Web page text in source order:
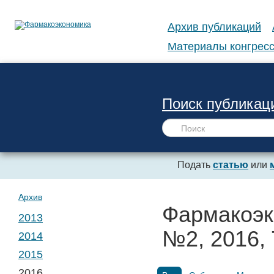
Архив публикаций
Материалы
Поиск
Подать статью или
№2, 2016,
Архив
2013
№ 1. Т. 1
2014
№ 1. Т. 2
2015